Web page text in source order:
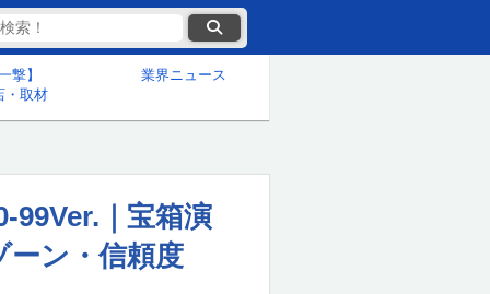
撃】
・取材
業界ニュース
99Ver.｜宝箱演
ーン・信頼度